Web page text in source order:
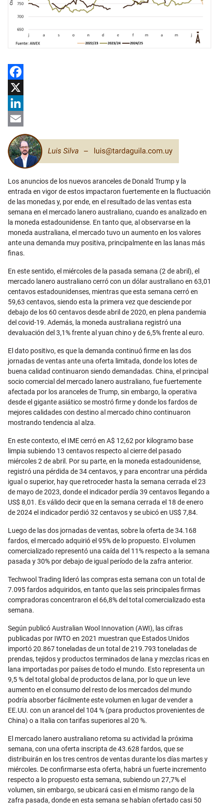
Facebook
X
LinkedIn
Email
Los anuncios de los nuevos aranceles de Donald Trump y la
entrada en vigor de estos impactaron fuertemente en la fluctuación
de las monedas y, por ende, en el resultado de las ventas esta
semana en el mercado lanero australiano, cuando es analizado en
la moneda estadounidense. En tanto que, al observarse en la
moneda australiana, el mercado tuvo un aumento en los valores
ante una demanda muy positiva, principalmente en las lanas más
finas.
En este sentido, el miércoles de la pasada semana (2 de abril), el
mercado lanero australiano cerró con un dólar australiano en 63,01
centavos estadounidenses, mientras que esta semana cerró en
59,63 centavos, siendo esta la primera vez que desciende por
debajo de los 60 centavos desde abril de 2020, en plena pandemia
del covid-19. Además, la moneda australiana registró una
devaluación del 3,1% frente al yuan chino y de 6,5% frente al euro.
El dato positivo, es que la demanda continuó firme en las dos
jornadas de ventas ante una oferta limitada, donde los lotes de
buena calidad continuaron siendo demandadas. China, el principal
socio comercial del mercado lanero australiano, fue fuertemente
afectada por los aranceles de Trump, sin embargo, la operativa
desde el gigante asiático se mostró firme y donde los fardos de
mejores calidades con destino al mercado chino continuaron
mostrando tendencia al alza.
En este contexto, el IME cerró en A$ 12,62 por kilogramo base
limpia subiendo 13 centavos respecto al cierre del pasado
miércoles 2 de abril. Por su parte, en la moneda estadounidense,
registró una pérdida de 34 centavos, y para encontrar una pérdida
igual o superior, hay que retroceder hasta la semana cerrada el 23
de mayo de 2023, donde el indicador perdía 39 centavos llegando a
US$ 8,01. Es válido decir que en la semana cerrada el 18 de enero
de 2024 el indicador perdió 32 centavos y se ubicó en US$ 7,84.
Luego de las dos jornadas de ventas, sobre la oferta de 34.168
fardos, el mercado adquirió el 95% de lo propuesto. El volumen
comercializado representó una caída del 11% respecto a la semana
pasada y 30% por debajo de igual período de la zafra anterior.
Techwool Trading lideró las compras esta semana con un total de
7.095 fardos adquiridos, en tanto que las seis principales firmas
compradoras concentraron el 66,8% del total comercializado esta
semana.
Según publicó Australian Wool Innovation (AWI), las cifras
publicadas por IWTO en 2021 muestran que Estados Unidos
importó 20.867 toneladas de un total de 219.793 toneladas de
prendas, tejidos y productos terminados de lana y mezclas ricas en
lana importadas por países de todo el mundo. Esto representa un
9,5 % del total global de productos de lana, por lo que un leve
aumento en el consumo del resto de los mercados del mundo
podría absorber fácilmente este volumen en lugar de vender a
EE.UU. con un arancel del 104 % (para productos provenientes de
China) o a Italia con tarifas superiores al 20 %.
El mercado lanero australiano retoma su actividad la próxima
semana, con una oferta inscripta de 43.628 fardos, que se
distribuirán en los tres centros de ventas durante los días martes y
miércoles. De confirmarse esta oferta, habrá un fuerte incremento
respecto a lo propuesto esta semana, subiendo un 27,7% el
volumen, sin embargo, se ubicará casi en el mismo rango de la
zafra pasada, donde en esta semana se habían ofertado casi 50